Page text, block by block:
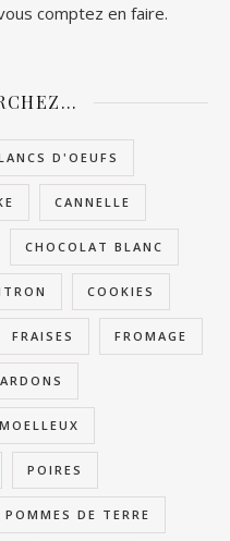
comptez en faire.
D'OEUFS
CANNELLE
CHOCOLAT BLANC
COOKIES
FRAISES FROMAGE
MOELLEUX
POIRES
POMMES DE TERRE